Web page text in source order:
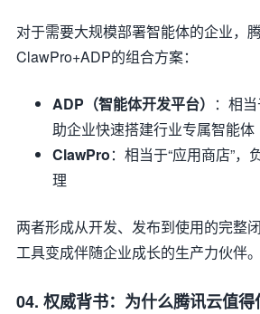
对于需要大规模部署智能体的企业，
ClawPro+ADP的组合方案：
ADP（智能体开发平台） ：相
助企业快速搭建行业专属智能体
ClawPro：相当于“应用商店”
理
两者形成从开发、发布到使用的完整
工具变成伴随企业成长的生产力伙伴。
04. 权威背书：为什么腾讯云值得